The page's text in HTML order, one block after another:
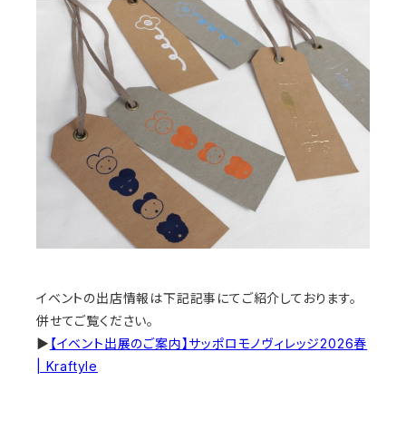
イベントの出店情報は下記記事にてご紹介しております。
併せてご覧ください。
▶ 【イベント出展のご案内】サッポロモノヴィレッジ2026春
| Kraftyle